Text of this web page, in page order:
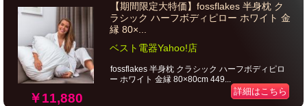
￥11,880
【期間限定大特価】fossflakes 半身枕 ク
ラシック ハーフボディピロー ホワイト 金
縁 80×...
ベスト電器Yahoo!店
fossflakes 半身枕 クラシック ハーフボディピロ
ー ホワイト 金縁 80×80cm 449...
詳細はこちら